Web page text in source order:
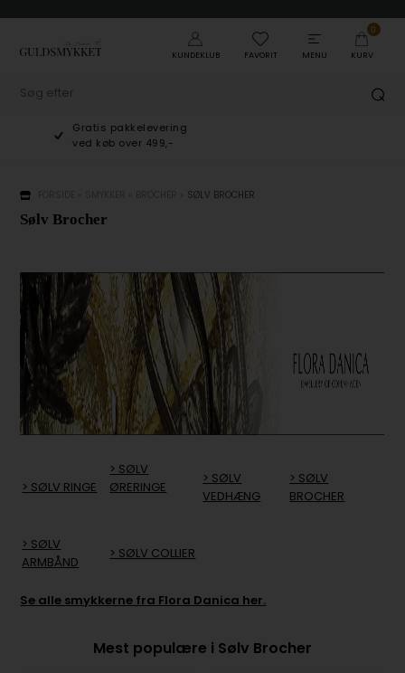
KUNDEKLUB FAVORIT MENU
0
KURV
Gratis pakkelevering
ved køb over 499,-
SØLV BROCHER
Sølv Brocher
> SØLV RINGE
> SØLV
ØRERINGE
> SØLV
VEDHÆNG
> SØLV
BROCHER
> SØLV
ARMBÅND
> SØLV COLLIER
Se alle smykkerne fra Flora Danica her.
Mest populære i Sølv Brocher